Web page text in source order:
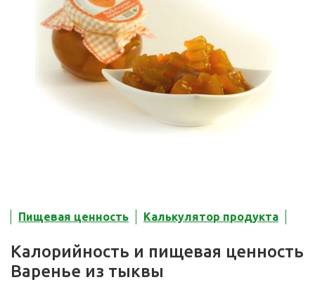
Пищевая ценность Калькулятор продукта
Калорийность и пищевая ценность
Варенье из тыквы